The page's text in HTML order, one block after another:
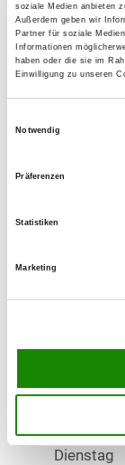
soziale Medien anbieten
Außerdem geben wir
Partner für soziale
Informationen
haben oder die sie im
Einwilligung zu unseren
Notwendig
Präferenzen
Statistiken
Marketing
85077
Numero
08459
E-Mail:
www.sv-
Angebot:
Dienstag
Sonntag
Dienstag